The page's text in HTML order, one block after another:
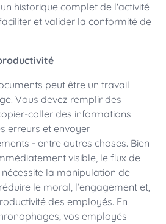
historique complet de l'activité
et valider la conformité de
peut être un travail
Vous devez remplir des
coller des informations
erreurs et envoyer
- entre autres choses. Bien
visible, le flux de
la manipulation de
le moral, l’engagement et,
des employés. En
vos employés